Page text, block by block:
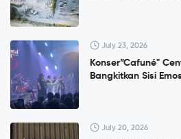
July 23, 2026
Konser”Cafuné"
Bangkitkan Sisi
July 20, 2026